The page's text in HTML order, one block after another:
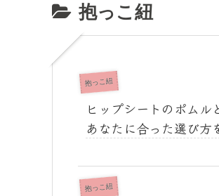
抱っこ紐
抱っこ紐
ヒップシートのポムル
あなたに合った選び方
抱っこ紐